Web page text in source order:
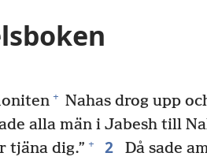
+ Nahas drog upp
alla män i Jabesh till
tjäna dig.” + 2
Då sade